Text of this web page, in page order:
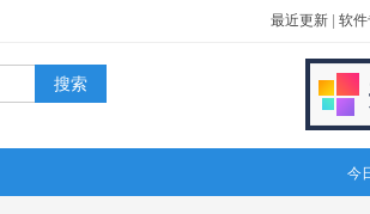
最近更新 软件
今